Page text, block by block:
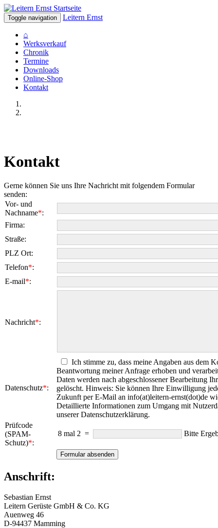
Toggle navigation Leitern Ernst
⌂
Werksverkauf
Chronik
Termine
Downloads
Online-Shop
Kontakt
Kontakt
Gerne können Sie uns Ihre Nachricht mit folgendem Formular
senden:
Vor- und
Nachname*:
Firma:
Straße:
PLZ Ort:
Telefon*:
E-mail*:
Nachricht*:
Datenschutz*:
Ich stimme zu, dass meine Angaben aus dem
Beantwortung meiner Anfrage erhoben und
Daten werden nach abgeschlossener Bearbeitung
gelöscht. Hinweis: Sie können Ihre Einwilligung
Zukunft per E-Mail an info(at)leitern-ernst(dot)de
Detaillierte Informationen zum Umgang mit
unserer Datenschutzerklärung.
Prüfcode
(SPAM-
Schutz)*:
8 mal 2 = Bitte
Anschrift:
Sebastian Ernst
Leitern Gerüste GmbH & Co. KG
Auenweg 46
D-94437 Mamming